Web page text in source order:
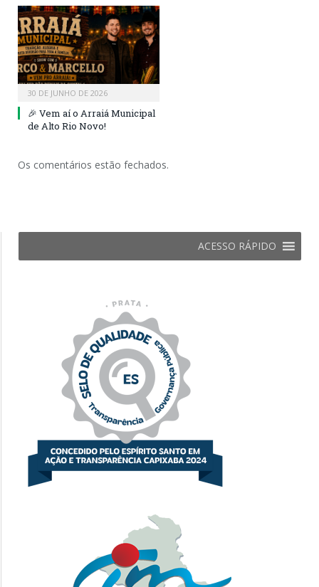
30 DE JUNHO DE 2026
🎉 Vem aí o Arraiá Municipal
de Alto Rio Novo!
Os comentários estão fechados.
ACESSO RÁPIDO